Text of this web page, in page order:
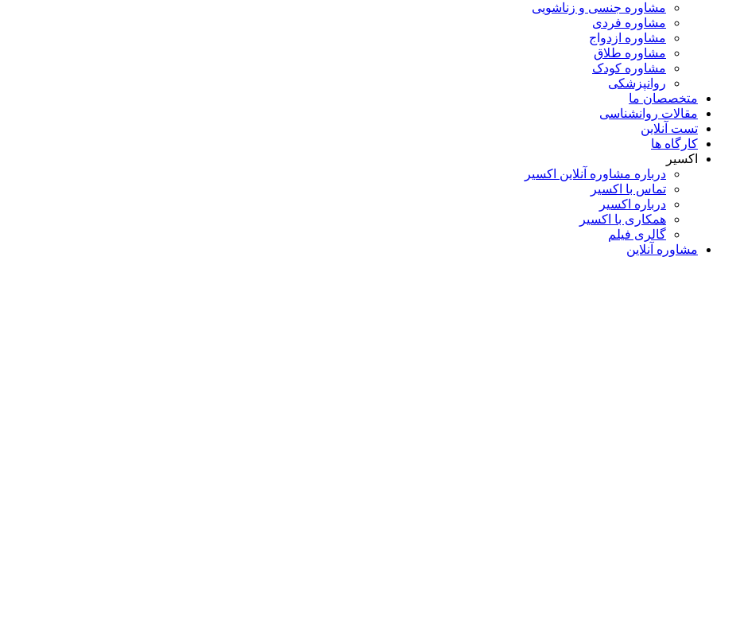
مشاوره جنسی و زناشویی
مشاوره فردی
مشاوره ازدواج
مشاوره طلاق
مشاوره کودک
روانپزشکی
متخصصان ما
مقالات روانشناسی
تست آنلاین
کارگاه ها
اکسیر
درباره مشاوره آنلاین اکسیر
تماس با اکسیر
درباره اکسیر
همکاری با اکسیر
گالری فیلم
مشاوره آنلاین